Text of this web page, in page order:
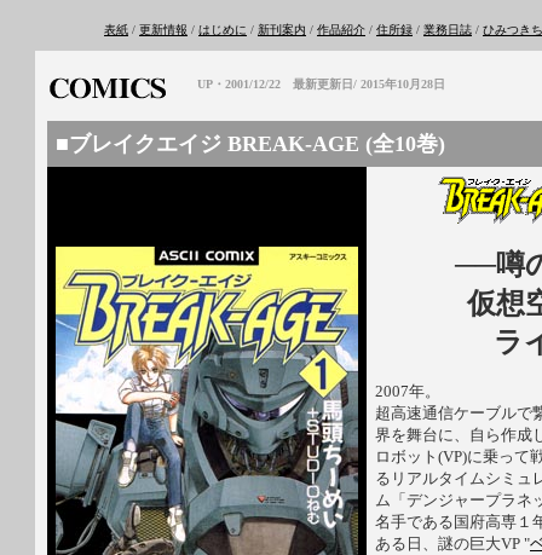
表紙 / 更新情報 / はじめに / 新刊案内 / 作品紹介 / 住所録 / 業務日誌 / ひみつき
UP・2001/12/22 最新更新日/ 2015年10月28日
■ブレイクエイジ BREAK-AGE (全10巻)
──噂
仮想
ラ
2007年。
超高速通信ケーブルで
界を舞台に、自ら作成
ロボット(VP)に乗って
るリアルタイムシミュ
ム「デンジャープラネ
名手である国府高専１
ある日、謎の巨大VP "